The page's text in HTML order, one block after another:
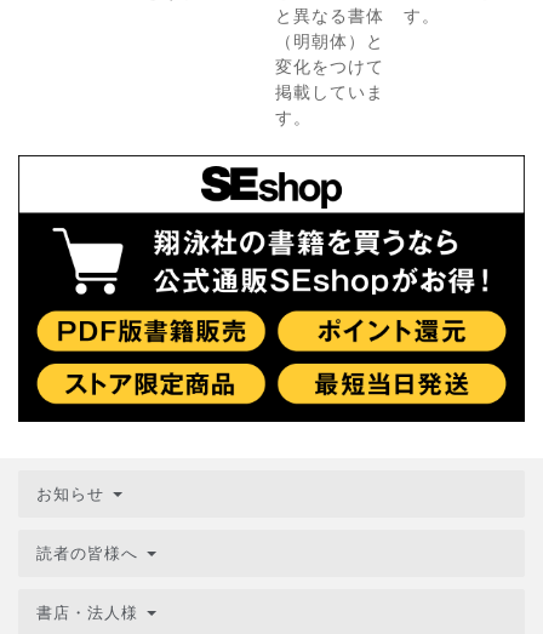
と異なる書体
（明朝体）と
変化をつけて
掲載していま
す。
す。
お知らせ
読者の皆様へ
書店・法人様